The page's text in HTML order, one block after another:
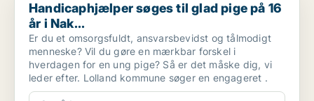
Handicaphjælper søges til glad pige på 16
år i Nak...
Er du et omsorgsfuldt, ansvarsbevidst og tålmodigt
menneske? Vil du gøre en mærkbar forskel i
hverdagen for en ung pige? Så er det måske dig, vi
leder efter. Lolland kommune søger en engageret .